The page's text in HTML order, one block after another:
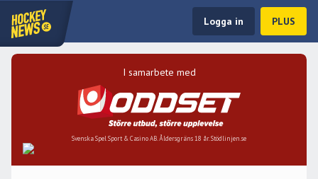
Logga in PLUS
I samarbete med
Svenska Spel Sport & Casino AB. Åldersgräns 18 år. Stödlinjen.se